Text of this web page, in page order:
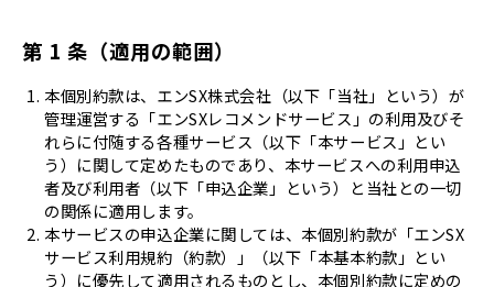
第 1 条（適用の範囲）
本個別約款は、エンSX株式会社（以下「当社」という）が
管理運営する「エンSXレコメンドサービス」の利用及びそ
れらに付随する各種サービス（以下「本サービス」とい
う）に関して定めたものであり、本サービスへの利用申込
者及び利用者（以下「申込企業」という）と当社との一切
の関係に適用します。
本サービスの申込企業に関しては、本個別約款が「エンSX
サービス利用規約（約款）」（以下「本基本約款」とい
う）に優先して適用されるものとし、本個別約款に定めの